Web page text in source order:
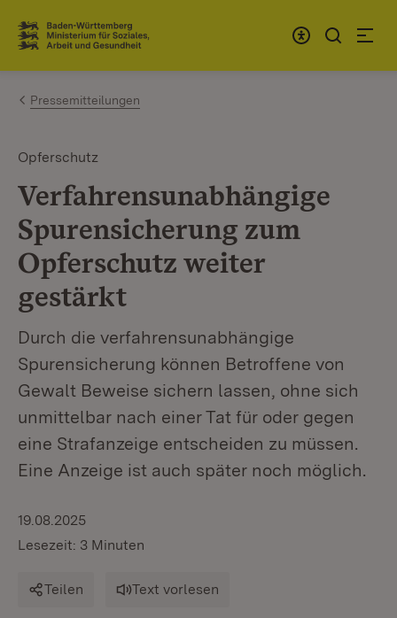
Zum Inhalt springen
Link zur Startseite
Pressemitteilungen
Opferschutz
Verfahrensunabhängige
Spurensicherung zum
Opferschutz weiter
gestärkt
Durch die verfahrensunabhängige
Spurensicherung können Betroffene von
Gewalt Beweise sichern lassen, ohne sich
unmittelbar nach einer Tat für oder gegen
eine Strafanzeige entscheiden zu müssen.
Eine Anzeige ist auch später noch möglich.
19.08.2025
Lesezeit: 3 Minuten
Teilen Text vorlesen